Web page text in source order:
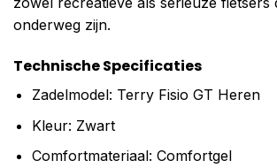
onderweg zijn.
Technische Specificaties
Zadelmodel: Terry Fisio GT Heren
Kleur: Zwart
Comfortmateriaal: Comfortgel